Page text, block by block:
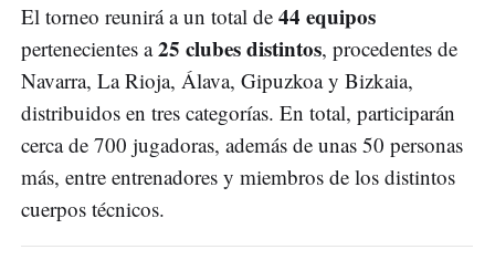
El torneo reunirá a un total de 44 equipos
pertenecientes a25 clubes distintos, procedentes de
Navarra, La Rioja, Álava, Gipuzkoa y Bizkaia,
distribuidos en tres categorías. En total, participarán
cerca de 700 jugadoras, además de unas 50 personas
más, entre entrenadores y miembros de los distintos
cuerpos técnicos.